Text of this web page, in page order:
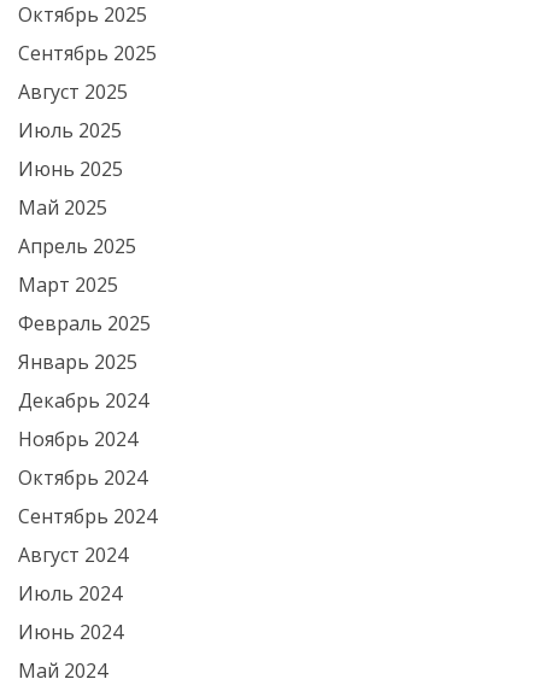
Октябрь 2025
Сентябрь 2025
Август 2025
Июль 2025
Июнь 2025
Май 2025
Апрель 2025
Март 2025
Февраль 2025
Январь 2025
Декабрь 2024
Ноябрь 2024
Октябрь 2024
Сентябрь 2024
Август 2024
Июль 2024
Июнь 2024
Май 2024